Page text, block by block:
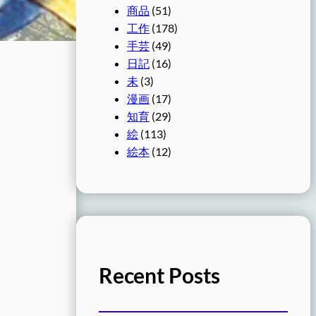
商品 (51)
工作 (178)
手芸 (49)
日記 (16)
未 (3)
漫画 (17)
知育 (29)
絵 (113)
絵本 (12)
Recent Posts